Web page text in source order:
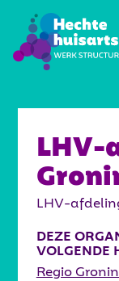
LHV-
DEZE
VOLGENDE
Regio